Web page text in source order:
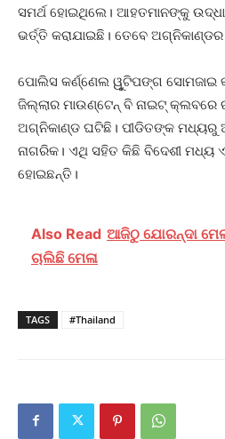
ସମର୍ଥ ହୋଇଥିଲେ। ଆହତମାନଙ୍କୁ
ଭର୍ତ୍ତି କରାଯାଇଛି। ତେବେ ଅଗ୍ନିକାଣ୍ଡର
ପୋଲିସ କର୍ଣ୍ଣେଲ ୱୁଟିପଙ୍ଗ ସୋମଜାଇ
ଜିଲ୍ଲାର ମାଉଣ୍ଟେନ୍ ବି ନାଇଟ୍ କ୍ଲବରେ
ଅଗ୍ନିକାଣ୍ଡ ଘଟିଛି। ପୀଡିତଙ୍କ ମଧ୍ୟରୁ
ନାଗରିକ। ଏଥି ସହିତ କିଛି ବିଦେଶୀ ମଧ୍ୟ
ହୋଇଛନ୍ତି।
Also Read ଆଜିଠୁ ଯୋରନ୍ଦା
ଚାଲିଛି ମେଳା
TAGS #Thailand